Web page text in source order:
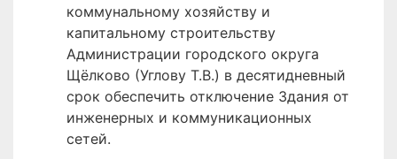
коммунальному хозяйству и
капитальному строительству
Администрации городского округа
Щёлково (Углову Т.В.) в десятидневный
срок обеспечить отключение Здания от
инженерных и коммуникационных
сетей.